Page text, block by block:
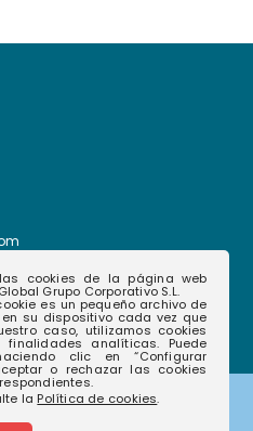
– Murcia
cookies de la página web
Grupo Corporativo S.L.
es un pequeño archivo de
su dispositivo cada vez que
caso, utilizamos cookies
analíticas. Puede
clic en “Configurar
o rechazar las cookies
la Política de cookies.